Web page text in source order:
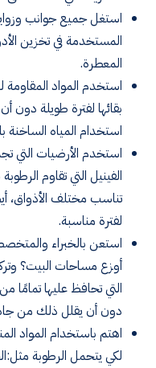
استغل جميع جوانب
المستخدمة في تخزين
المعطرة.
استخدم المواد
بقائها لفترة طويلة دون أن
استخدام المياه الساخنة
استخدم الأرضيات التي
الفينيل التي تقاوم
تناسب مختلف الأذواق،
لفترة مناسبة.
استعن بالخبراء
أوزع مساحات البيت؟
التي تحافظ عليها تمامًا
دونأن يقلل ذلك من
اهتم باستخدام المواد
لكي يتحمل الرطوبة مثل: